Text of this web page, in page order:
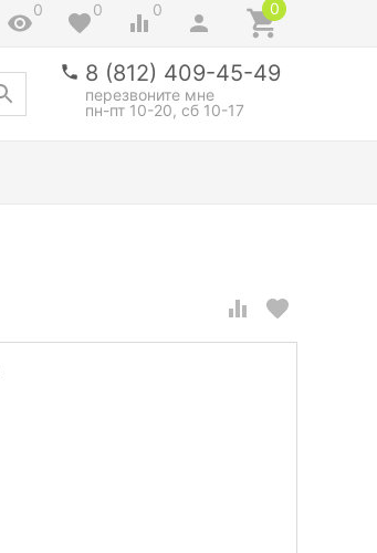
0 0 0 0
8 (812) 409-45-49
перезвоните мне
пн-пт 10-20, сб 10-17